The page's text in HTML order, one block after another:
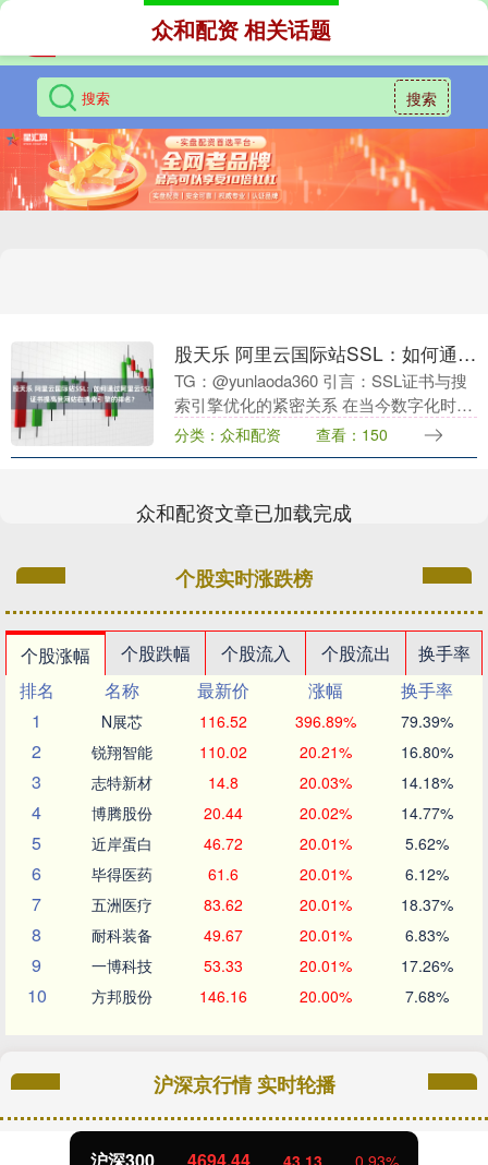
搜索
众和配资 相关话题
股天乐 阿里云国际站SSL：如何通过阿里云SSL证书提高我网站在搜索引擎的排名？
TG：@yunlaoda360 引言：SSL证书与搜
索引擎优化的紧密关系 在当今数字化时
代，网站安全已成为搜索引擎评估网站质
量的重要指标之一。采用HTTPS协议....
分类：众和配资 查看：150
众和配资文章已加载完成
个股实时涨跌榜
个股涨幅 个股跌幅 个股流入 个股流出
换手率
排名
名称 最新价 涨幅
换手率
1
N展芯 116.52 396.89% 79.39%
2 锐翔智能 110.02 20.21% 16.80%
3 志特新材 14.8 20.03% 14.18%
4 博腾股份 20.44 20.02% 14.77%
5 近岸蛋白 46.72 20.01% 5.62%
6 毕得医药 61.6 20.01% 6.12%
7 五洲医疗 83.62 20.01% 18.37%
8 耐科装备 49.67 20.01% 6.83%
9 一博科技 53.33 20.01% 17.26%
10 方邦股份 146.16 20.00% 7.68%
沪深京行情 实时轮播